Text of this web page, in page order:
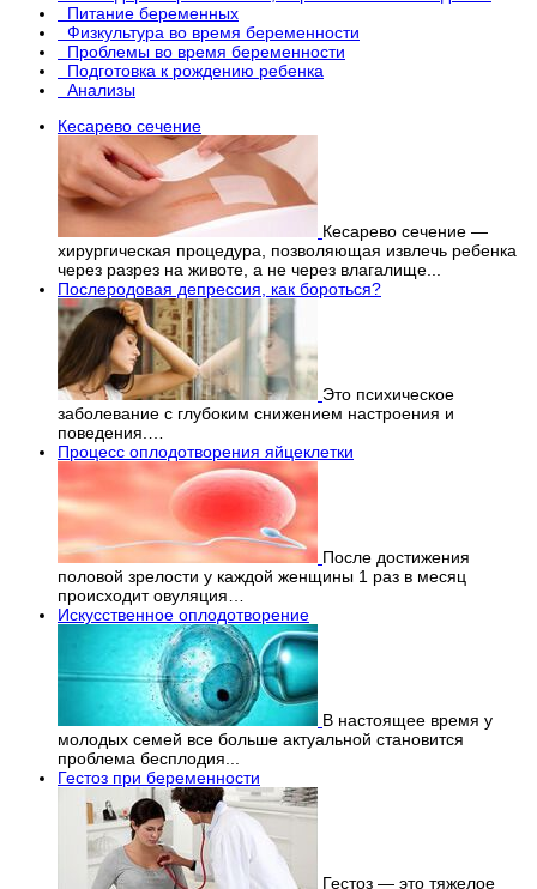
Питание беременных
Физкультура во время беременности
Проблемы во время беременности
Подготовка к рождению ребенка
Анализы
Кесарево сечение
Кесарево сечение —
хирургическая процедура, позволяющая извлечь ребенка
через разрез на животе, а не через влагалище...
Послеродовая депрессия, как бороться?
Это психическое
заболевание с глубоким снижением настроения и
поведения.…
Процесс оплодотворения яйцеклетки
После достижения
половой зрелости у каждой женщины 1 раз в месяц
происходит овуляция…
Искусственное оплодотворение
В настоящее время у
молодых семей все больше актуальной становится
проблема бесплодия...
Гестоз при беременности
Гестоз — это тяжелое